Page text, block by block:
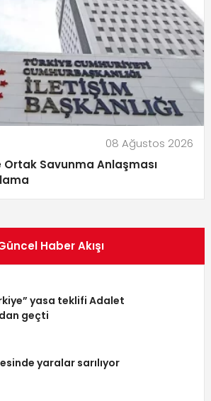
08 Ağustos 2026
Ortak Savunma Anlaşması
Haber Akışı
yasa teklifi Adalet
geçti
yaralar sarılıyor